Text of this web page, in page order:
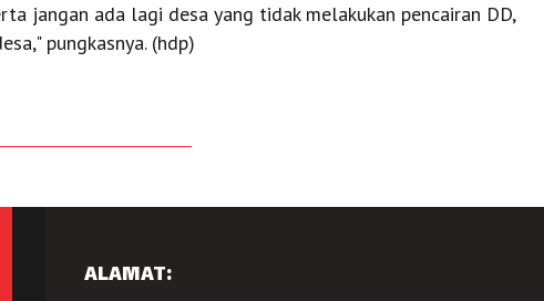
jangan ada lagi desa yang tidak melakukan pencairan DD,
pungkasnya. (hdp)
ALAMAT: